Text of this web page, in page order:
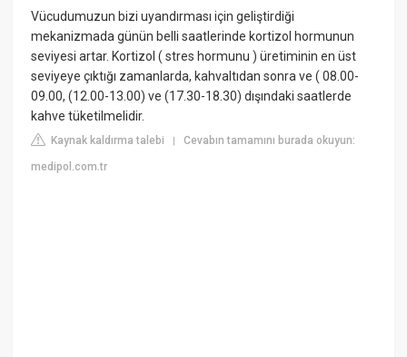
Vücudumuzun bizi uyandırması için geliştirdiği
mekanizmada günün belli saatlerinde kortizol hormunun
seviyesi artar. Kortizol ( stres hormunu ) üretiminin en üst
seviyeye çıktığı zamanlarda, kahvaltıdan sonra ve ( 08.00-
09.00, (12.00-13.00) ve (17.30-18.30) dışındaki saatlerde
kahve tüketilmelidir.
Kaynak kaldırma talebi |Cevabın tamamını burada okuyun:
medipol.com.tr